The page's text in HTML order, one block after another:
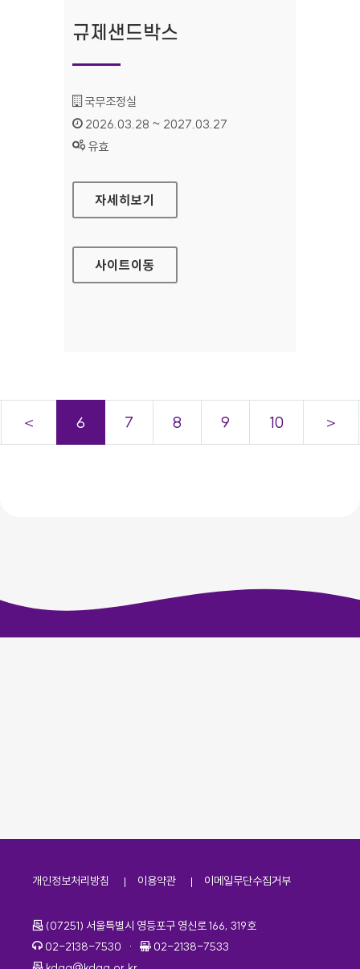
규제샌드박스
기관명 :
국무조정실
인증기간 :
2026.03.28 ~ 2027.03.27
상태 :
유효
규제샌드박스
자세히보기
사이트이동
＜ 6 7 8 9 10 ＞
개인정보처리방침 이용약관 이메일무단수집거부
주소
(07251) 서울특별시 영등포구 영신로 166, 319호
전화번호
02-2138-7530 · 팩스번호
02-2138-7533